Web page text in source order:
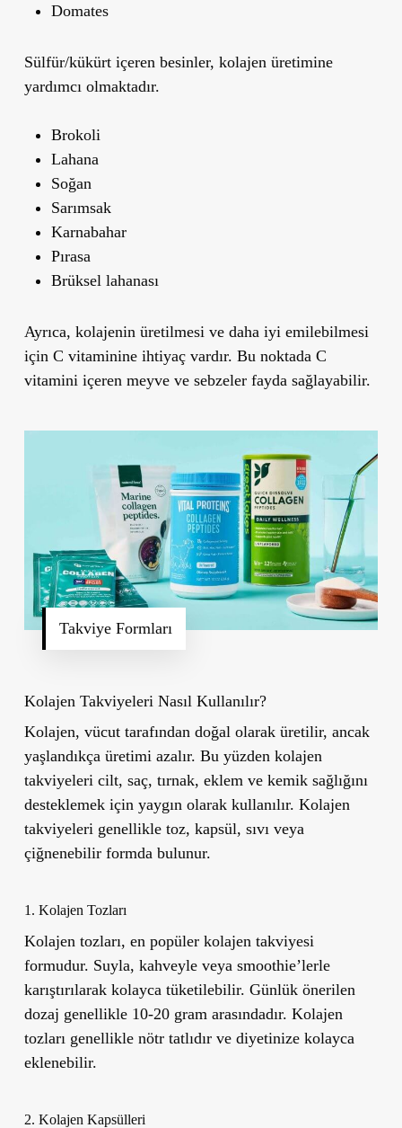
Domates
Sülfür/kükürt içeren besinler, kolajen üretimine
yardımcı olmaktadır.
Brokoli
Lahana
Soğan
Sarımsak
Karnabahar
Pırasa
Brüksel lahanası
Ayrıca, kolajenin üretilmesi ve daha iyi emilebilmesi
için C vitaminine ihtiyaç vardır. Bu noktada C
vitamini içeren meyve ve sebzeler fayda sağlayabilir.
Takviye Formları
Kolajen Takviyeleri Nasıl Kullanılır?
Kolajen, vücut tarafından doğal olarak üretilir, ancak
yaşlandıkça üretimi azalır. Bu yüzden kolajen
takviyeleri cilt, saç, tırnak, eklem ve kemik sağlığını
desteklemek için yaygın olarak kullanılır. Kolajen
takviyeleri genellikle toz, kapsül, sıvı veya
çiğnenebilir formda bulunur.
1. Kolajen Tozları
Kolajen tozları, en popüler kolajen takviyesi
formudur. Suyla, kahveyle veya smoothie’lerle
karıştırılarak kolayca tüketilebilir. Günlük önerilen
dozaj genellikle 10-20 gram arasındadır. Kolajen
tozları genellikle nötr tatlıdır ve diyetinize kolayca
eklenebilir.
2. Kolajen Kapsülleri